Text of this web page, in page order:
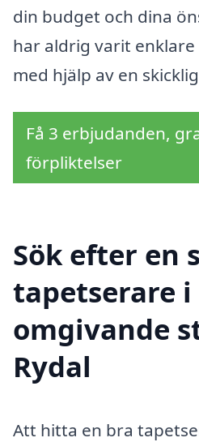
din budget och dina
har aldrig varit
med hjälp av en
Få 3 erbjudanden,
förpliktelser
Sök efter en
tapetserare i
omgivande
Rydal
Att hitta en bra